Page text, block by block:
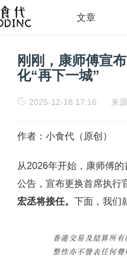
文章
刚刚，康师傅宣
化“再下一城”
2025-12-18 17:16 来
作者：小食代（原创）
从2026年开始，康师傅
公告，宣布更换首席执行
宏丞将接任。 下面，我们